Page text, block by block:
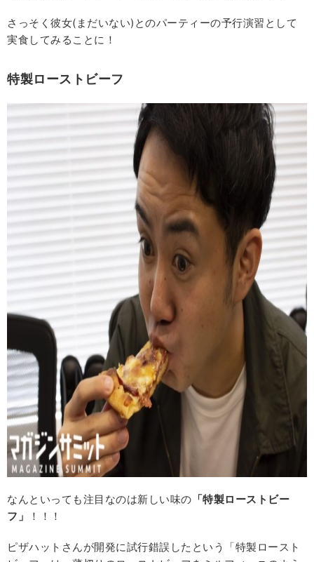
さっそく彼女(まだいない)とのパーティーの予行演習として
実食してみることに！
特製ローストビーフ
なんといっても注目なのは新しい味の 「特製ローストビー
フ」
！！！
ピザハットさんが開発に試行錯誤したという「特製ロースト